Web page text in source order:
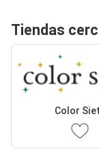
Tiendas
Color